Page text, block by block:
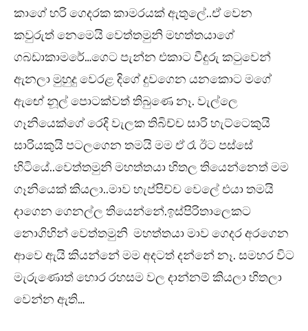
කාගේ හරි ගෙදරක කාමරයක් ඇතුලේ..ඒ වෙන
කවුරුත් නෙමෙයි වෙත්තමුනි මහත්තයාගේ
ගබඩාකාමරේ…ගෙට පැන්න එකාට වීදුරු කටුවෙන්
ඇනලා මුහුදු වෙරළ දිගේ දුවගෙන යනකොට මගේ
ඇඟේ නූල් පොටක්වත් තිබුණෙ නෑ. වැල්ලෙ
ගෑනියෙක්ගේ රෙදි වැලක තිබිච්ච සාරි හැට්ටෙකුයි
සාරියකුයි පටලගෙන තමයි මම ඒ රෑ ඊට පස්සේ
හිටියේ..වෙත්තමුනි මහත්තයා හිතල තියෙන්නෙත් මම
ගෑනියෙක් කියලා..මාව හැප්පිච්ච වෙලේ එයා තමයි
දාගෙන ගෙනල්ල තියෙන්නේ.ඉස්පිරිතාලෙකට
නොගිහින් වෙත්තමුනි මහත්තයා මාව ගෙදර අරගෙන
ආවෙ ඇයි කියන්නේ මම අදටත් දන්නේ නෑ. සමහර විට
මැරුණොත් හොර රහසම වල දාන්නම් කියලා හිතලා
වෙන්න ඇති…